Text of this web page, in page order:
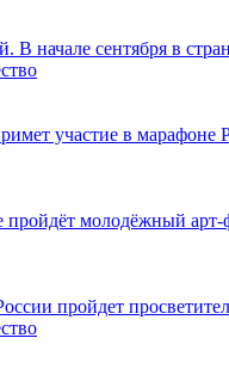
начале сентября в
участие в марафоне
молодёжный арт-
пройдет